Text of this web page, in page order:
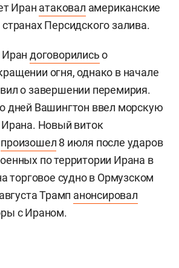
Иран атаковал американские
Персидского залива.
Ирандоговорилисьо
огня, однако в начале
о завершении перемирия.
дней Вашингтон ввел морскую
Ирана. Новый виток
произошел 8 июля после ударов
по территории Ирана в
торговое судно в Ормузском
Трамп анонсировал
с Ираном.